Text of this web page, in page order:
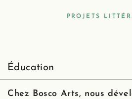
PROJETS
Éducation
Chez Bosco Arts, nous